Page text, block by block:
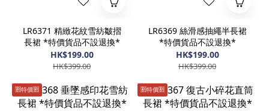
LR6371 精緻花紋雪紡皺摺
長裙 *特價貨品不設退換*
HK$199.00
HK$399.00
LR6369 絲滑感抽繩半長裙
*特價貨品不設退換*
HK$199.00
HK$399.00
🈹️特價🈹️ 🈹️特價🈹️